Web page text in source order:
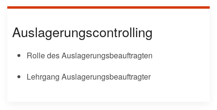
Auslagerungscontrolling
Rolle des Auslagerungsbeauftragten
Lehrgang Auslagerungsbeauftragter